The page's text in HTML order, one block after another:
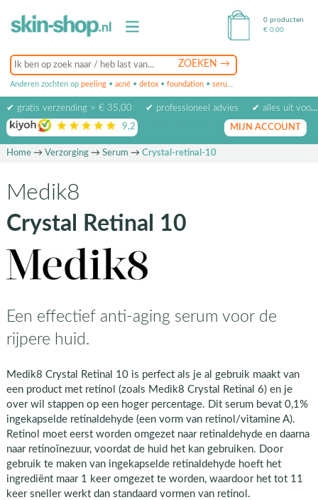
Anderen zochten op peeling • acné • detox • foundation • serum
0 producten
€ 0,00
✔ gratis verzending > € 35,00 ✔ professioneel advies
✔ alles uit voorraad leverbaar
9,2 op basis van beoordelingen
MIJN ACCOUNT
Home→ Verzorging→ Serum → Crystal-retinal-10
Medik8
Crystal Retinal 10
Een effectief anti-aging serum voor de
rijpere huid.
Medik8 Crystal Retinal 10 is perfect als je al gebruik maakt van
een product met retinol (zoals Medik8 Crystal Retinal 6) en je
over wil stappen op een hoger percentage. Dit serum bevat 0,1%
ingekapselde retinaldehyde (een vorm van retinol/vitamine A).
Retinol moet eerst worden omgezet naar retinaldehyde en daarna
naar retinoïnezuur, voordat de huid het kan gebruiken. Door
gebruik te maken van ingekapselde retinaldehyde hoeft het
ingrediënt maar 1 keer omgezet te worden, waardoor het tot 11
keer sneller werkt dan standaard vormen van retinol.